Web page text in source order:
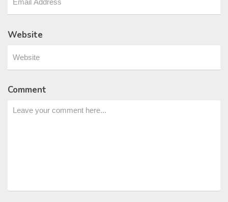
Website
Comment